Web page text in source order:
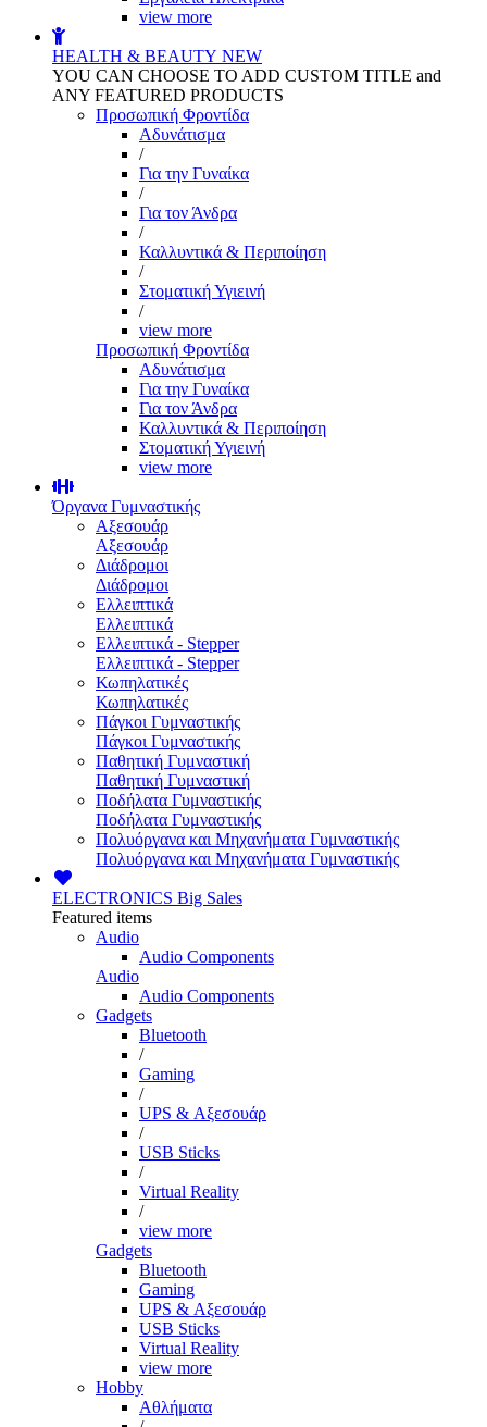
view more
HEALTH & BEAUTY NEW
YOU CAN CHOOSE TO ADD CUSTOM TITLE and
ANY FEATURED PRODUCTS
Προσωπική Φροντίδα
Αδυνάτισμα
/
Για την Γυναίκα
/
Για τον Άνδρα
/
Καλλυντικά & Περιποίηση
/
Στοματική Υγιεινή
/
view more
Προσωπική Φροντίδα
Αδυνάτισμα
Για την Γυναίκα
Για τον Άνδρα
Καλλυντικά & Περιποίηση
Στοματική Υγιεινή
view more
Όργανα Γυμναστικής
Αξεσουάρ
Αξεσουάρ
Διάδρομοι
Διάδρομοι
Ελλειπτικά
Ελλειπτικά
Ελλειπτικά - Stepper
Ελλειπτικά - Stepper
Κωπηλατικές
Κωπηλατικές
Πάγκοι Γυμναστικής
Πάγκοι Γυμναστικής
Παθητική Γυμναστική
Παθητική Γυμναστική
Ποδήλατα Γυμναστικής
Ποδήλατα Γυμναστικής
Πολυόργανα και Μηχανήματα Γυμναστικής
Πολυόργανα και Μηχανήματα Γυμναστικής
ELECTRONICS Big Sales
Featured items
Audio
Audio Components
Audio
Audio Components
Gadgets
Bluetooth
/
Gaming
/
UPS & Αξεσουάρ
/
USB Sticks
/
Virtual Reality
/
view more
Gadgets
Bluetooth
Gaming
UPS & Αξεσουάρ
USB Sticks
Virtual Reality
view more
Hobby
Αθλήματα